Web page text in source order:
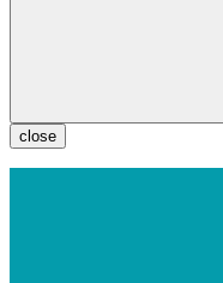
close